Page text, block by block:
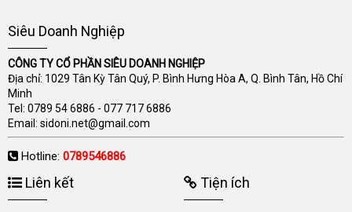
Siêu Doanh Nghiệp
CÔNG TY CỔ PHẦN SIÊU DOANH NGHIỆP
Địa chỉ: 1029 Tân Kỳ Tân Quý, P. Bình Hưng Hòa A, Q. Bình Tân, Hồ Chí
Minh
Tel: 0789 54 6886 - 077 717 6886
Email: sidoni.net@gmail.com
Hotline: 0789546886
Liên kết Tiện ích